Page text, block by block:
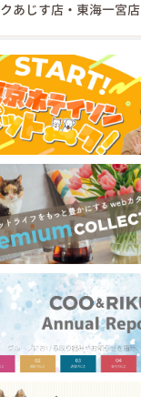
クあじす店・東海一宮店